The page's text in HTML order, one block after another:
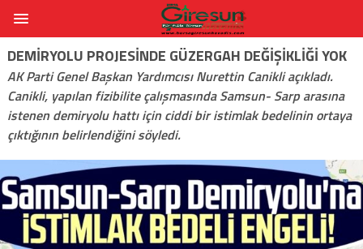
DEMIRYOLU PROJESINDE GÜZERGAH DEĞIŞIKLIĞI YOK
AK Parti Genel Başkan Yardımcısı Nurettin Canikli açıkladı.
Canikli, yapılan fizibilite çalışmasında Samsun- Sarp arasına
istenen demiryolu hattı için ciddi bir istimlak bedelinin ortaya
çıktığının belirlendiğini söyledi.